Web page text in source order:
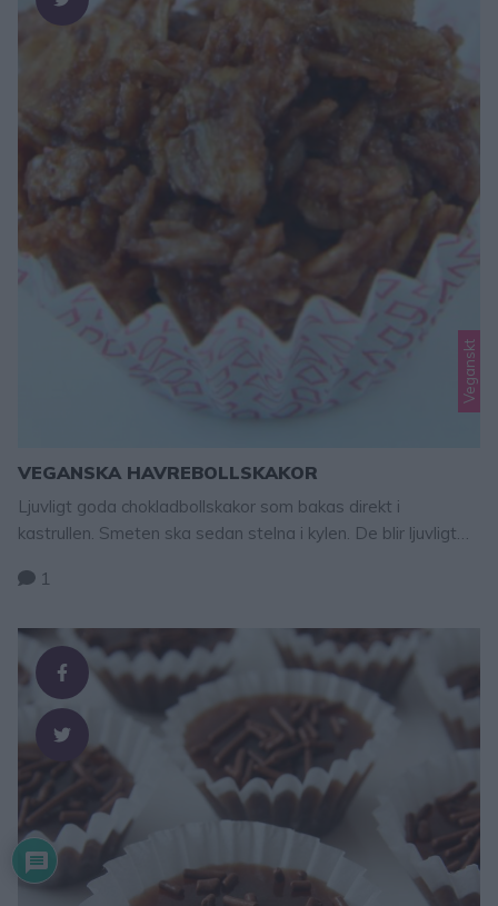
Veganskt
VEGANSKA HAVREBOLLSKAKOR
Ljuvligt goda chokladbollskakor som bakas direkt i
kastrullen. Smeten ska sedan stelna i kylen. De blir ljuvligt
recept! Tips! Gör vegansk knäck – klicka här för recept!
Lindas bakskola på Instagram (klicka här), Facebook (klicka
här) 25 st 100 g mjölkfritt margarin 2 dl strösocker 2 …
1